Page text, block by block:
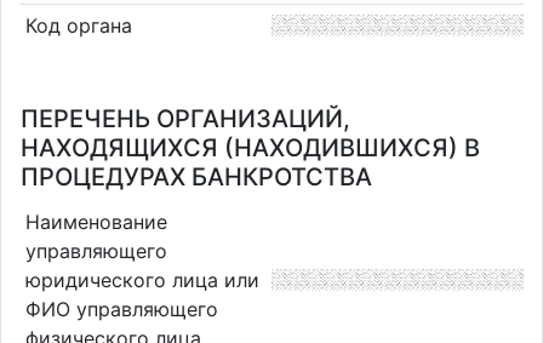
Код органа
ПЕРЕЧЕНЬ ОРГАНИЗАЦИЙ,
НАХОДЯЩИХСЯ (НАХОДИВШИХСЯ) В
ПРОЦЕДУРАХ БАНКРОТСТВА
Наименование
управляющего
юридического лица или
ФИО управляющего
физического лица